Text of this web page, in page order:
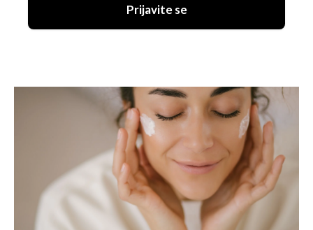
Prijavite se